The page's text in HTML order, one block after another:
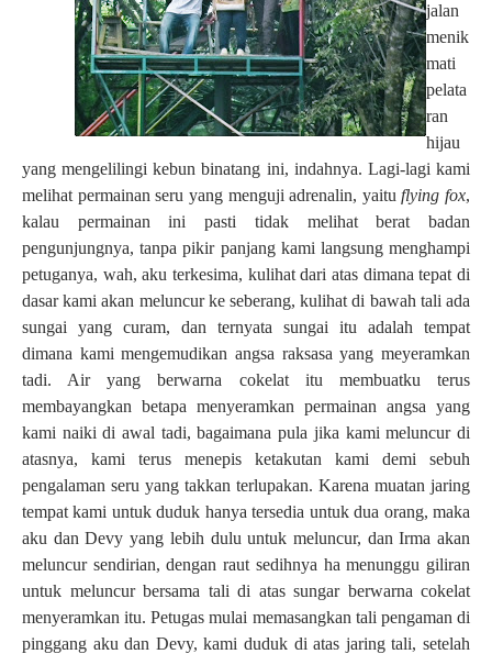
jalan
menik
mati
pelata
ran
hijau
yang mengelilingi kebun binatang ini, indahnya. Lagi-lagi kami
melihat permainan seru yang menguji adrenalin, yaituflying fox,
kalau permainan ini pasti tidak melihat berat badan
pengunjungnya, tanpa pikir panjang kami langsung menghampi
petuganya, wah, aku terkesima, kulihat dari atas dimana tepat di
dasar kami akan meluncur ke seberang, kulihat di bawah tali ada
sungai yang curam, dan ternyata sungai itu adalah tempat
dimana kami mengemudikan angsa raksasa yang meyeramkan
tadi. Air yang berwarna cokelat itu membuatku terus
membayangkan betapa menyeramkan permainan angsa yang
kami naiki di awal tadi, bagaimana pula jika kami meluncur di
atasnya, kami terus menepis ketakutan kami demi sebuh
pengalaman seru yang takkan terlupakan. Karena muatan jaring
tempat kami untuk duduk hanya tersedia untuk dua orang, maka
aku dan Devy yang lebih dulu untuk meluncur, dan Irma akan
meluncur sendirian, dengan raut sedihnya ha menunggu giliran
untuk meluncur bersama tali di atas sungar berwarna cokelat
menyeramkan itu. Petugas mulai memasangkan tali pengaman di
pinggang aku dan Devy, kami duduk di atas jaring tali, setelah